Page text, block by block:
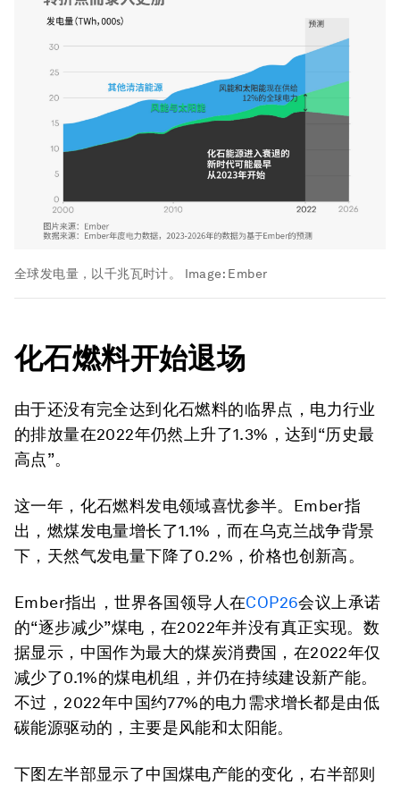
全球发电量，以千兆瓦时计。 Image: Ember
化石燃料开始退场
由于还没有完全达到化石燃料的临界点，电力行业
的排放量在2022年仍然上升了1.3%，达到“历史最
高点”。
这一年，化石燃料发电领域喜忧参半。Ember指
出，燃煤发电量增长了1.1%，而在乌克兰战争背景
下，天然气发电量下降了0.2%，价格也创新高。
Ember指出，世界各国领导人在COP26会议上承诺
的“逐步减少”煤电，在2022年并没有真正实现。数
据显示，中国作为最大的煤炭消费国，在2022年仅
减少了0.1%的煤电机组，并仍在持续建设新产能。
不过，2022年中国约77%的电力需求增长都是由低
碳能源驱动的，主要是风能和太阳能。
下图左半部显示了中国煤电产能的变化，右半部则